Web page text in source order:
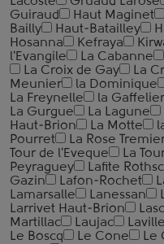
Guiraud
Haut Maginet
Bailly
Haut-Batailley
Hosanna
Kefraya
l'Evangile
La Cabanne
La Croix de Gay
La
Meunier
la Dominique
La Freynelle
la
La Gurgue
La Lagune
Haut-Brion
La Motte
Pourret
La Rose
Tour de l'Eveque
La
Peyraguey
Lafite
Gazin
Lafon-Rochet
Lamarsalle
Lanessan
Larrivet Haut-Brion
Martillac
Laujac
Le Boscq
Le Cone Le